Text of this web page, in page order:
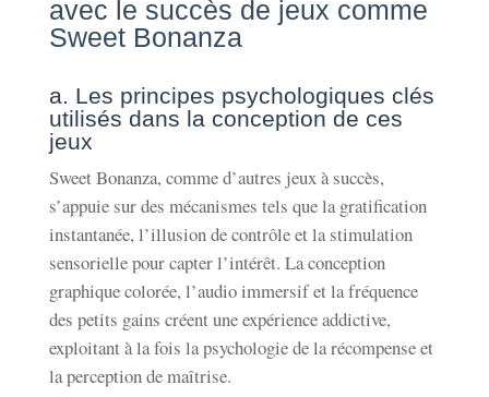
avec le succès de jeux comme
Sweet Bonanza
a. Les principes psychologiques clés
utilisés dans la conception de ces
jeux
Sweet Bonanza, comme d’autres jeux à succès,
s’appuie sur des mécanismes tels que la gratification
instantanée, l’illusion de contrôle et la stimulation
sensorielle pour capter l’intérêt. La conception
graphique colorée, l’audio immersif et la fréquence
des petits gains créent une expérience addictive,
exploitant à la fois la psychologie de la récompense et
la perception de maîtrise.